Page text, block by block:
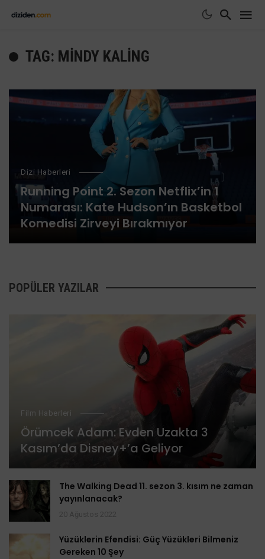
TAG: MINDY KALING
Dizi Haberleri
Running Point 2. Sezon Netflix’in 1
Numarası: Kate Hudson’ın Basketbol
Komedisi Zirveyi Bırakmıyor
POPÜLER YAZILAR
Film Haberleri
Örümcek Adam: Evden Uzakta 3
Kasım’da Disney+’a Geliyor
The Walking Dead 11. sezon 3. kısım ne zaman
yayınlanacak?
Yüzüklerin Efendisi: Güç Yüzükleri Bilmeniz
Gereken 10 Şey